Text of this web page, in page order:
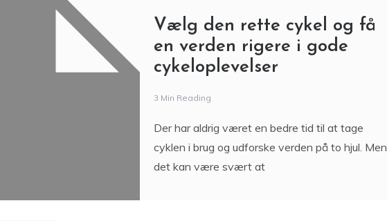
Vælg den rette cykel og få
en verden rigere i gode
cykeloplevelser
3 Min Reading
Der har aldrig været en bedre tid til at tage
cyklen i brug og udforske verden på to hjul. Men
det kan være svært at